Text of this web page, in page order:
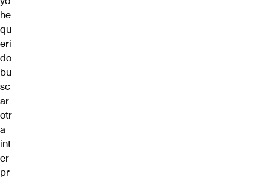
he
qu
eri
do
bu
sc
ar
otr
a
int
er
pr